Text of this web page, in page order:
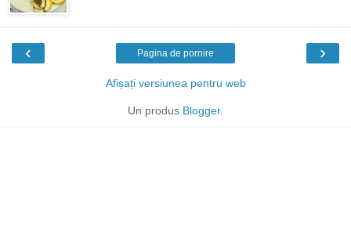
‹ ›
Pagina de pornire
Afișați versiunea pentru web
Un produs Blogger.